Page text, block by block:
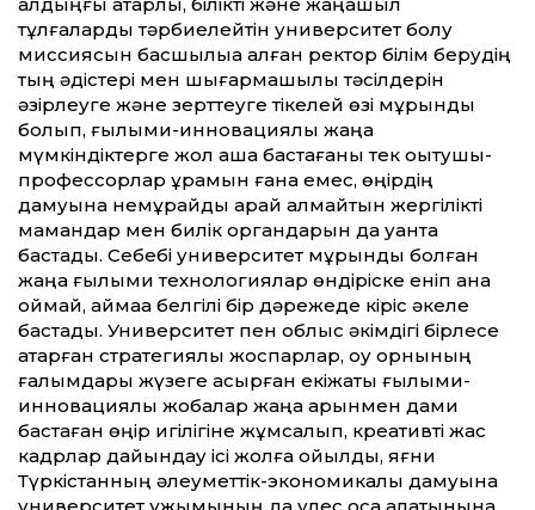
алдыңғы қатарлы, білікті және жаңашыл
тұлғаларды тәрбиелейтін университет болу
миссиясын басшылыққа алған ректор білім берудің
тың әдістері мен шығармашылық тәсілдерін
әзірлеуге және зерт­теуге тікелей өзі мұрындық
болып, ғылыми-инновациялық жаңа
мүмкіндіктерге жол аша бастағаны тек оқытушы-
профессорлар құрамын ғана емес, өңірдің
дамуына немқұрайды қарай алмайтын жергілікті
мамандар мен билік органдарын да қуанта
бастады. Себебі университет мұрындық болған
жаңа ғылыми технологиялар өндіріске еніп қана
қоймай, аймаққа белгілі бір дәрежеде кіріс әкеле
бастады. Университет пен облыс әкімдігі бірлесе
атқарған стратегиялық жоспарлар, оқу орнының
ғалымдары жүзеге асырған екіжақты ғылыми-
инновациялық жобалар жаңа қарқынмен дами
бастаған өңір игілігіне жұмсалып, креативті жас
кадрлар дайындау ісі жолға қойылды, яғни
Түркістанның әлеумет­тік-экономикалық дамуына